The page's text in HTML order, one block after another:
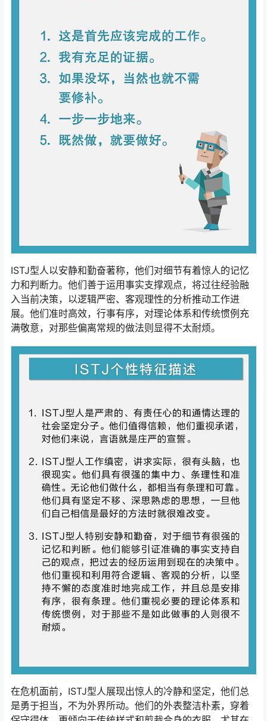
ISTJ型人以安静和勤奋著称，他们对细节有着惊人的记忆
力和判断力。他们善于运用事实支撑观点，将过往经验融
入当前决策，以逻辑严密、客观理性的分析推动工作进
展。他们准时高效，行事有序，对理论体系和传统惯例充
满敬意，对那些偏离常规的做法则显得不太耐烦。
在危机面前，ISTJ型人展现出惊人的冷静和坚定，他们总
是勇于担当，不为外界所动。他们的外表整洁朴素，穿着